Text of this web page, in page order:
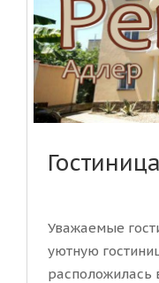
Уважаемые
уютную